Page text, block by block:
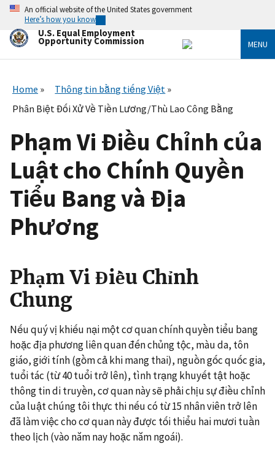
Skip
main
content
An official website of the United States government
Here’s how you know
U.S. Equal Employment
Opportunity Commission MENU
Home
Thông tin bằng tiếng Việt
Phân Biệt Đối Xử Về Tiền Lương/Thù Lao Công Bằng
Phạm Vi Điều Chỉnh của
Luật cho Chính Quyền
Tiểu Bang và Địa
Phương
Phạm Vi Điều Chỉnh
Chung
Nếu quý vị khiếu nại một cơ quan chính quyền tiểu bang
hoặc địa phương liên quan đến chủng tộc, màu da, tôn
giáo, giới tính (gồm cả khi mang thai), nguồn gốc quốc gia,
tuổi tác (từ 40 tuổi trở lên), tình trạng khuyết tật hoặc
thông tin di truyền, cơ quan này sẽ phải chịu sự điều chỉnh
của luật chúng tôi thực thi nếu có từ 15 nhân viên trở lên
đã làm việc cho cơ quan này được tối thiểu hai mươi tuần
theo lịch (vào năm nay hoặc năm ngoái).